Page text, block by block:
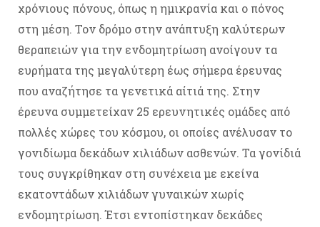
χρόνιους πόνους, όπως η ημικρανία και ο πόνος
στη μέση. Τον δρόμο στην ανάπτυξη καλύτερων
θεραπειών για την ενδομητρίωση ανοίγουν τα
ευρήματα της μεγαλύτερη έως σήμερα έρευνας
που αναζήτησε τα γενετικά αίτιά της. Στην
έρευνα συμμετείχαν 25 ερευνητικές ομάδες από
πολλές χώρες του κόσμου, οι οποίες ανέλυσαν το
γονιδίωμα δεκάδων χιλιάδων ασθενών. Τα γονίδιά
τους συγκρίθηκαν στη συνέχεια με εκείνα
εκατοντάδων χιλιάδων γυναικών χωρίς
ενδομητρίωση. Έτσι εντοπίστηκαν δεκάδες